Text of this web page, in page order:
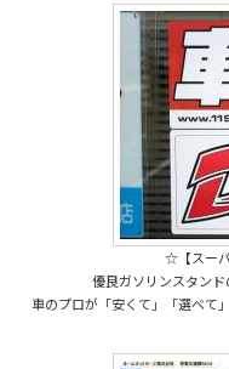
☆【スー
優良ガソリンスタンド
車のプロが「安くて」「選べて